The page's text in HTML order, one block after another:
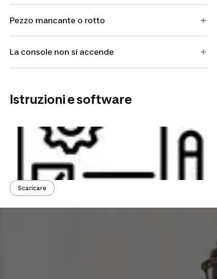
Pezzo mancante o rotto
La console non si accende
Istruzioni e software
Scaricare